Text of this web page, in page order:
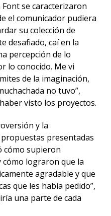
se caracterizaron
el comunicador pudiera
su colección de
desafiado, caí en la
percepción de lo
lo conocido. Me vi
de la imaginación,
no tuvo”,
visto los proyectos.
y la
presentadas
cómo supieron
lograron que la
agradable y que
que les había pedido”,
una parte de cada